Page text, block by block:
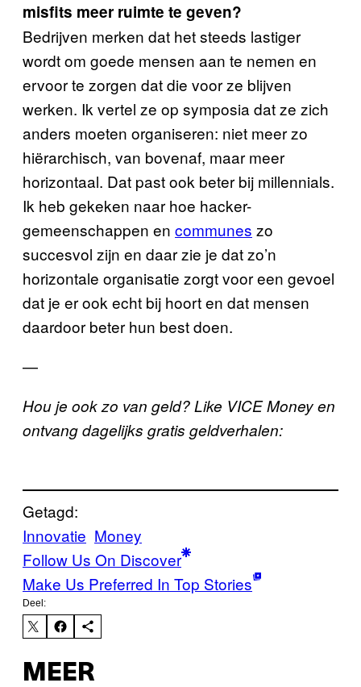
misfits meer ruimte te geven?
Bedrijven merken dat het steeds lastiger
wordt om goede mensen aan te nemen en
ervoor te zorgen dat die voor ze blijven
werken. Ik vertel ze op symposia dat ze zich
anders moeten organiseren: niet meer zo
hiërarchisch, van bovenaf, maar meer
horizontaal. Dat past ook beter bij millennials.
Ik heb gekeken naar hoe hacker-
gemeenschappen en communes zo
succesvol zijn en daar zie je dat zo’n
horizontale organisatie zorgt voor een gevoel
dat je er ook echt bij hoort en dat mensen
daardoor beter hun best doen.
—
Hou je ook zo van geld? Like VICE Money en
ontvang dagelijks gratis geldverhalen:
Getagd:
Innovatie Money
Follow Us On Discover
Make Us Preferred In Top Stories
Deel:
MEER